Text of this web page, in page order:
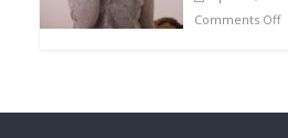
Comments Off